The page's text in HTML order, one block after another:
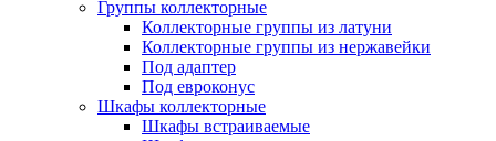
Группы коллекторные
Коллекторные группы из латуни
Коллекторные группы из нержавейки
Под адаптер
Под евроконус
Шкафы коллекторные
Шкафы встраиваемые